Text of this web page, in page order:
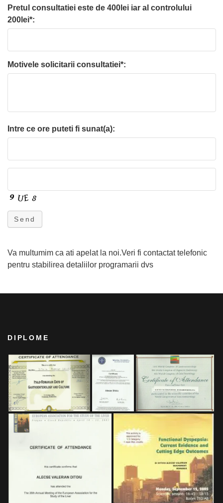
Pretul consultatiei este de 400lei iar al controlului
200lei*:
Motivele solicitarii consultatiei*:
Intre ce ore puteti fi sunat(a):
Send
Va multumim ca ati apelat la noi.Veri fi contactat telefonic
pentru stabilirea detaliilor programarii dvs
DIPLOME